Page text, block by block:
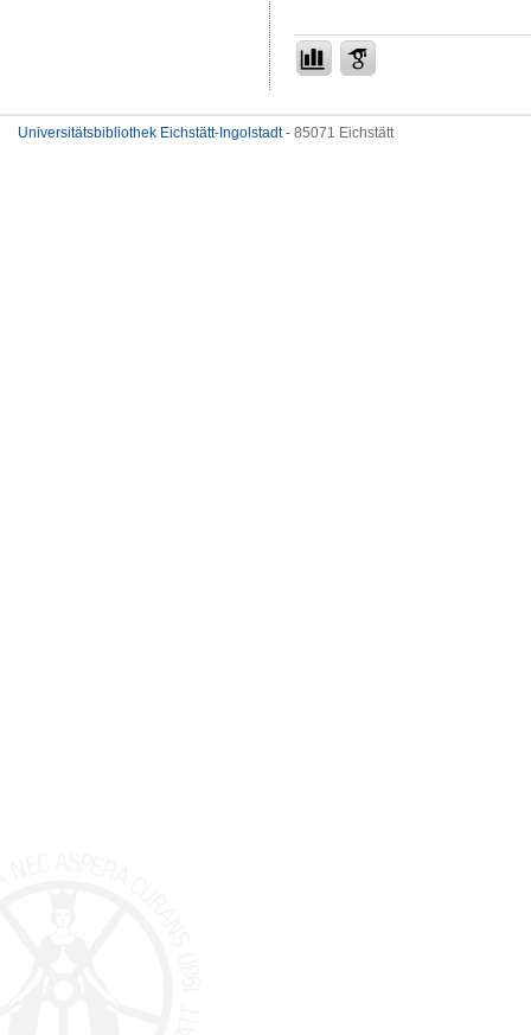
Universitätsbibliothek Eichstätt-Ingolstadt- 85071 Eichstätt